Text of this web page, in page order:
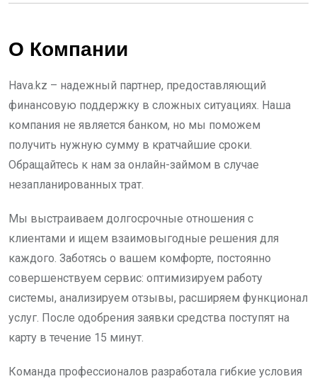
О Компании
Hava.kz – надежный партнер, предоставляющий
финансовую поддержку в сложных ситуациях. Наша
компания не является банком, но мы поможем
получить нужную сумму в кратчайшие сроки.
Обращайтесь к нам за онлайн-займом в случае
незапланированных трат.
Мы выстраиваем долгосрочные отношения с
клиентами и ищем взаимовыгодные решения для
каждого. Заботясь о вашем комфорте, постоянно
совершенствуем сервис: оптимизируем работу
системы, анализируем отзывы, расширяем функционал
услуг. После одобрения заявки средства поступят на
карту в течение 15 минут.
Команда профессионалов разработала гибкие условия